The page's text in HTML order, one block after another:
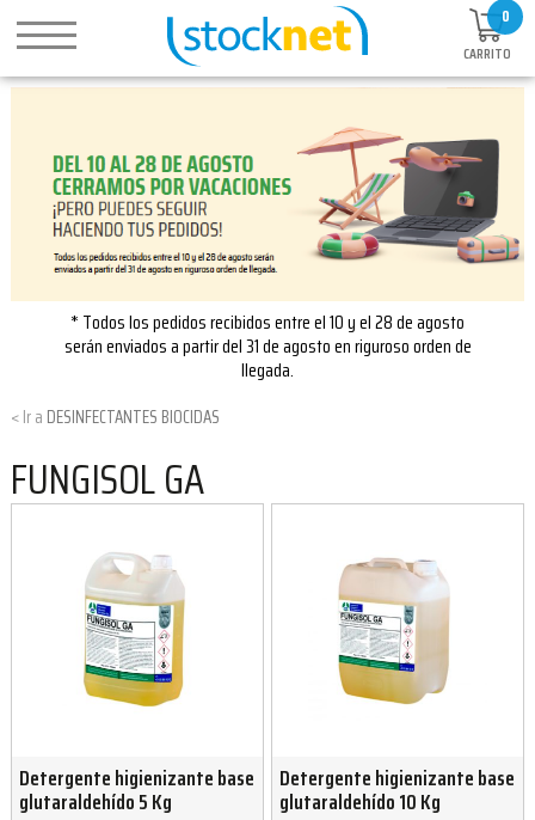
0
CARRITO
* Todos los pedidos recibidos entre el 10 y el 28 de agosto
serán enviados a partir del 31 de agosto en riguroso orden de
llegada.
DESINFECTANTES BIOCIDAS
FUNGISOL GA
Detergente higienizante base
glutaraldehído 5 Kg
Detergente higienizante base
glutaraldehído 10 Kg